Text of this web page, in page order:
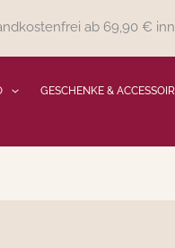
ab 69,90 €
GESCHENKE &